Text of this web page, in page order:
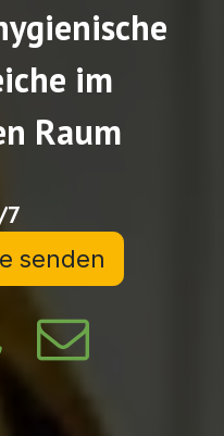
im
Raum
7
senden